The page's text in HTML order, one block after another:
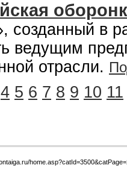
созданный в
ведущим
отрасли.
4 5 6 7 8 9 10 11